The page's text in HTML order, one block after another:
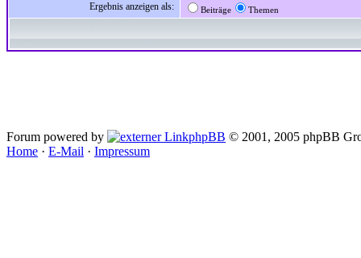
Ergebnis anzeigen als: Beiträge Themen
Forum powered by phpBB © 2001, 2005 phpBB
Home · E-Mail · Impressum